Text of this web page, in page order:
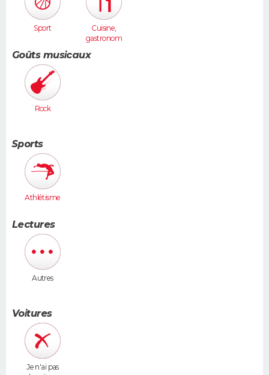
Sport
Cuisine,
gastronom
Goûts musicaux
Rock
Sports
Athlétisme
Lectures
Autres
Voitures
Je n'ai pas